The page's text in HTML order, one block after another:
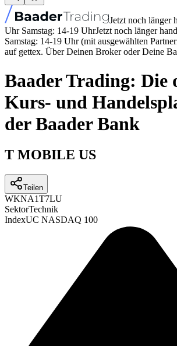
Jetzt noch länger
Uhr Samstag: 14-19 UhrJetzt noch länger
Samstag: 14-19 Uhr (mit ausgewählten
auf gettex. Über Deinen Broker oder Deine
Baader Trading: Die
Kurs- und
der Baader Bank
T MOBILE US
Teilen
WKNA1T7LU
SektorTechnik
IndexUC NASDAQ 100